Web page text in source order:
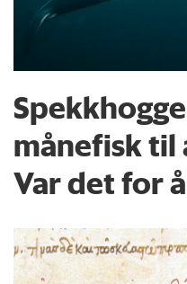
medietilsynet.no i
medietilsynet.no.
månefisk til
Var det for